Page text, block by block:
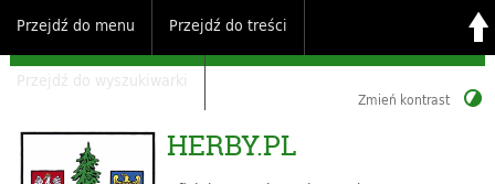
Przejdź do menu Przejdź do treści
Przejdź do wyszukiwarki
Zmień kontrast
HERBY.PL